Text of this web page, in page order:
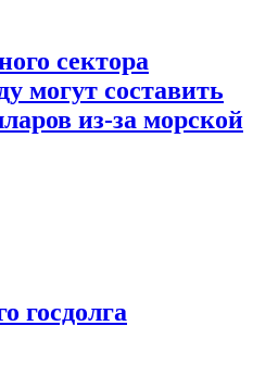
сектора
могут составить
из-за морской
госдолга